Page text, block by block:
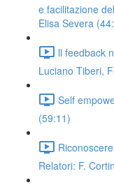
e facilitazione
Elisa Severa
ll feedback
Luciano Tiberi,
Self
(59:11)
Relatori: F.